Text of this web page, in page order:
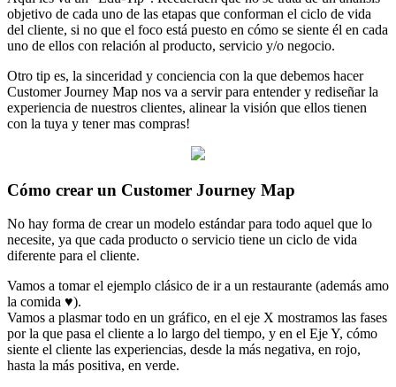
objetivo de cada uno de las etapas que conforman el ciclo de vida
del cliente, si no que el foco está puesto en cómo se siente él en cada
uno de ellos con relación al producto, servicio y/o negocio.
Otro tip es, la sinceridad y conciencia con la que debemos hacer
Customer Journey Map nos va a servir para entender y rediseñar la
experiencia de nuestros clientes, alinear la visión que ellos tienen
con la tuya y tener mas compras!
Cómo crear un Customer Journey Map
No hay forma de crear un modelo estándar para todo aquel que lo
necesite, ya que cada producto o servicio tiene un ciclo de vida
diferente para el cliente.
Vamos a tomar el ejemplo clásico de ir a un restaurante (además amo
la comida ♥).
Vamos a plasmar todo en un gráfico, en el eje X mostramos las fases
por la que pasa el cliente a lo largo del tiempo, y en el Eje Y, cómo
siente el cliente las experiencias, desde la más negativa, en rojo,
hasta la más positiva, en verde.